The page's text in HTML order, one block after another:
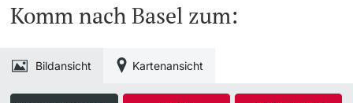
Komm nach Basel zum:
Bildansicht Kartenansicht